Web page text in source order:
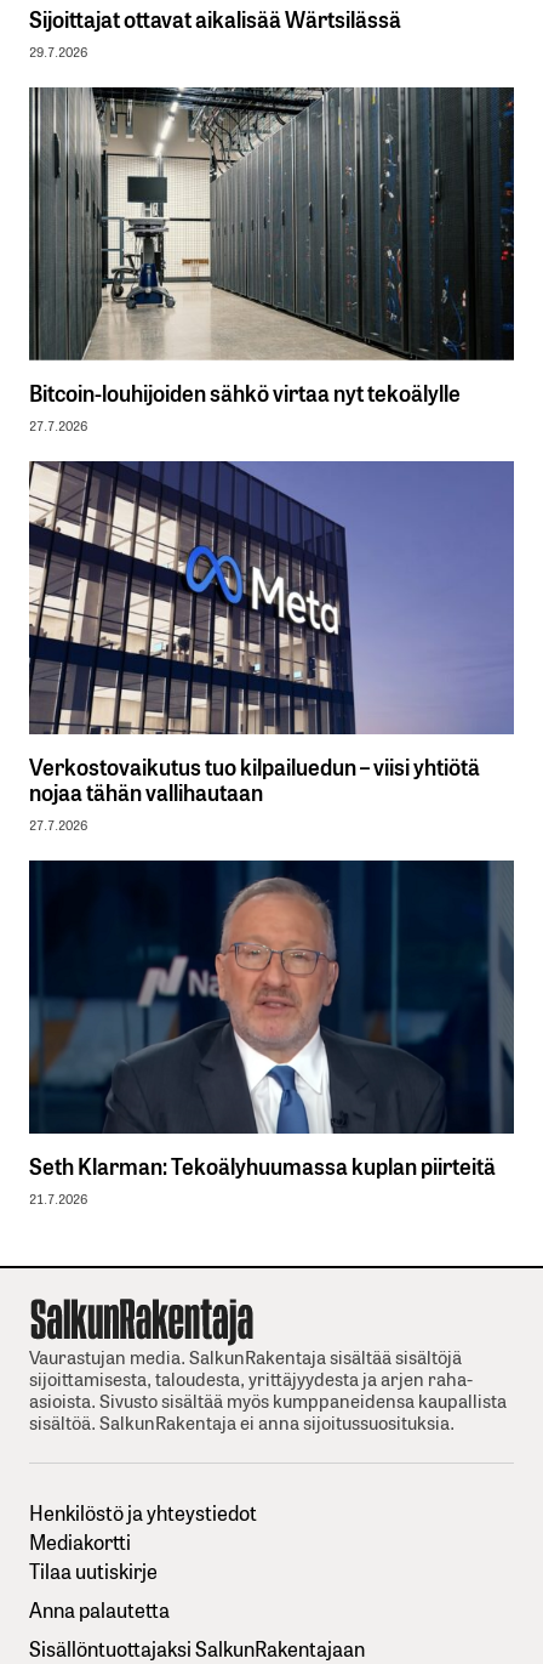
Sijoittajat ottavat aikalisää Wärtsilässä
29.7.2026
Bitcoin-louhijoiden sähkö virtaa nyt tekoälylle
27.7.2026
Verkostovaikutus tuo kilpailuedun – viisi yhtiötä
nojaa tähän vallihautaan
27.7.2026
Seth Klarman: Tekoälyhuumassa kuplan piirteitä
21.7.2026
Vaurastujan media. SalkunRakentaja sisältää sisältöjä
sijoittamisesta, taloudesta, yrittäjyydesta ja arjen raha-
asioista. Sivusto sisältää myös kumppaneidensa kaupallista
sisältöä. SalkunRakentaja ei anna sijoitussuosituksia.
Henkilöstö ja yhteystiedot
Mediakortti
Tilaa uutiskirje
Anna palautetta
Sisällöntuottajaksi SalkunRakentajaan